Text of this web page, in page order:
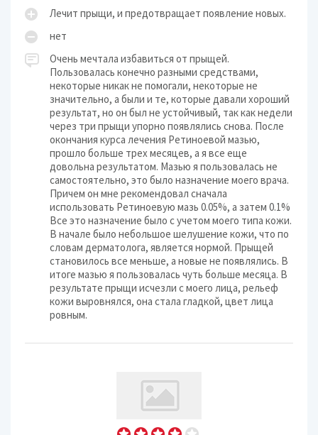
Лечит прыщи, и предотвращает появление новых.
нет
Очень мечтала избавиться от прыщей.
Пользовалась конечно разными средствами,
некоторые никак не помогали, некоторые не
значительно, а были и те, которые давали хороший
результат, но он был не устойчивый, так как недели
через три прыщи упорно появлялись снова. После
окончания курса лечения Ретиноевой мазью,
прошло больше трех месяцев, а я все еще
довольна результатом. Мазью я пользовалась не
самостоятельно, это было назначение моего врача.
Причем он мне рекомендовал сначала
использовать Ретиноевую мазь 0.05%, а затем 0.1%
Все это назначение было с учетом моего типа кожи.
В начале было небольшое шелушение кожи, что по
словам дерматолога, является нормой. Прыщей
становилось все меньше, а новые не появлялись. В
итоге мазью я пользовалась чуть больше месяца. В
результате прыщи исчезли с моего лица, рельеф
кожи выровнялся, она стала гладкой, цвет лица
ровным.